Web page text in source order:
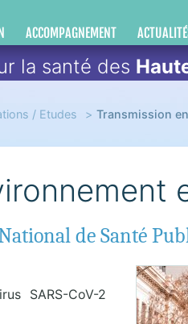
la santé des
ACCOMPAGNEMENT
/ Etudes Transmission
de Santé
SARS-CoV-2